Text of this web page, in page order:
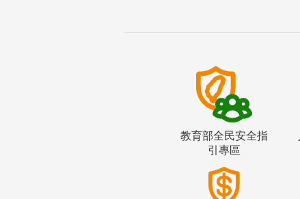
教育部全民安全指
引專區